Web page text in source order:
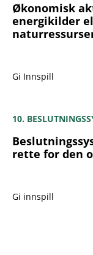
Økonomisk
energikilder
Gi Innspill
10.
rette for den
Gi innspill